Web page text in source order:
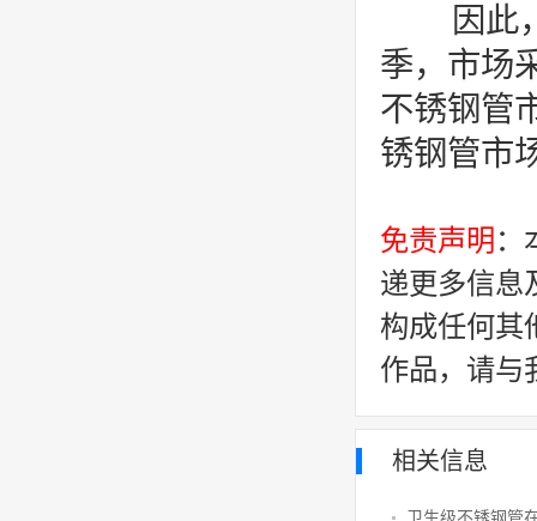
因此
季，市场
不锈钢管
锈钢管市
免责声明 ：
递更多信息
构成任何其
作品，请与
相关信息